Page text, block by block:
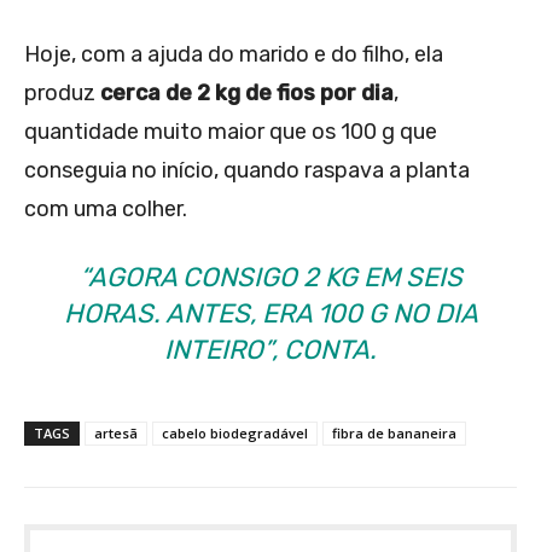
Hoje, com a ajuda do marido e do filho, ela
produz cerca de 2 kg de fios por dia,
quantidade muito maior que os 100 g que
conseguia no início, quando raspava a planta
com uma colher.
“AGORA CONSIGO 2 KG EM SEIS
HORAS. ANTES, ERA 100 G NO DIA
INTEIRO”, CONTA.
TAGS artesã cabelo biodegradável fibra de bananeira